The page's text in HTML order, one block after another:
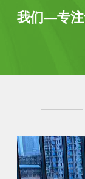
我们—专注